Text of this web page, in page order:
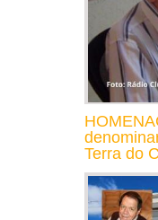
Terra do